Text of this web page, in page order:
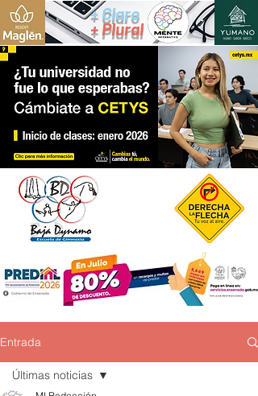
+ Claro
+ Plural
Entrada
Últimas noticias